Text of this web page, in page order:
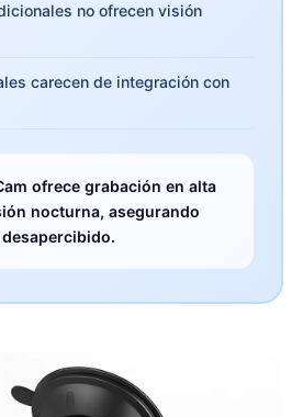
no ofrecen visión
carecen de integración con
ofrece grabación en alta
nocturna, asegurando